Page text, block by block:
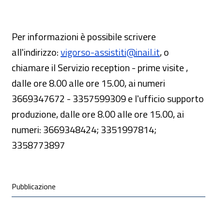
Per informazioni è possibile scrivere
all'indirizzo:vigorso-assistiti@inail.it, o
chiamare il Servizio reception - prime visite ,
dalle ore 8.00 alle ore 15.00, ai numeri
3669347672 - 3357599309 e l'ufficio supporto
produzione, dalle ore 8.00 alle ore 15.00, ai
numeri: 3669348424; 3351997814;
3358773897
Condivisione social
Pubblicazione